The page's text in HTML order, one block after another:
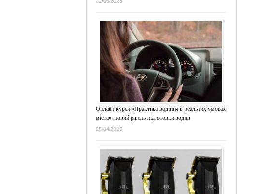
Онлайн курси «Практика водіння в реальних умовах
міста»: новий рівень підготовки водіїв
25/04/2025